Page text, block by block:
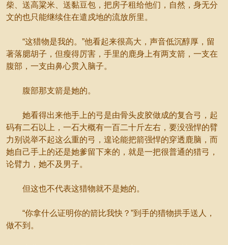
柴、送高粱米、送黏豆包，把房子租给他们，自然，身无分
文的也只能继续住在遣戍地的流放所里。
“这猎物是我的。”他看起来很高大，声音低沉醇厚，留
著落腮胡子，但瘦得厉害，手里的鹿身上有两支箭，一支在
腹部，一支由鼻心贯入脑子。
腹部那支箭是她的。
她看得出来他手上的弓是由骨头皮胶做成的复合弓，起
码有二石以上，一石大概有一百二十斤左右，要没强悍的臂
力别说举不起这么重的弓，遑论能把箭强悍的穿透鹿脑，而
她自己手上的还是她爹留下来的，就是一把很普通的猎弓，
论臂力，她不及男子。
但这也不代表这猎物就不是她的。
“你拿什么证明你的箭比我快？”到手的猎物拱手送人，
做不到。